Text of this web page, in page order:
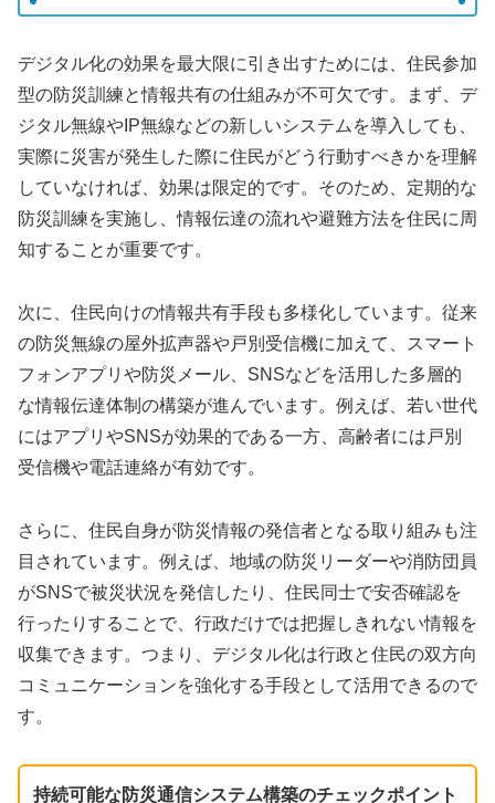
デジタル化の効果を最大限に引き出すためには、住民参加
型の防災訓練と情報共有の仕組みが不可欠です。まず、デ
ジタル無線やIP無線などの新しいシステムを導入しても、
実際に災害が発生した際に住民がどう行動すべきかを理解
していなければ、効果は限定的です。そのため、定期的な
防災訓練を実施し、情報伝達の流れや避難方法を住民に周
知することが重要です。
次に、住民向けの情報共有手段も多様化しています。従来
の防災無線の屋外拡声器や戸別受信機に加えて、スマート
フォンアプリや防災メール、SNSなどを活用した多層的
な情報伝達体制の構築が進んでいます。例えば、若い世代
にはアプリやSNSが効果的である一方、高齢者には戸別
受信機や電話連絡が有効です。
さらに、住民自身が防災情報の発信者となる取り組みも注
目されています。例えば、地域の防災リーダーや消防団員
がSNSで被災状況を発信したり、住民同士で安否確認を
行ったりすることで、行政だけでは把握しきれない情報を
収集できます。つまり、デジタル化は行政と住民の双方向
コミュニケーションを強化する手段として活用できるので
す。
持続可能な防災通信システム構築のチェックポイント